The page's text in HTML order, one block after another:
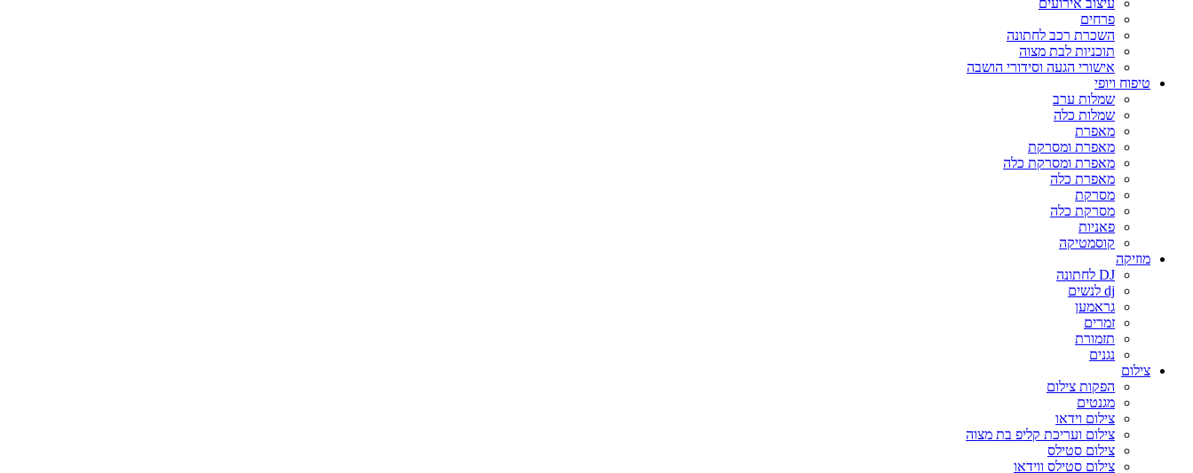
עיצוב אירועים
פרחים
השכרת רכב לחתונה
תוכניות לבת מצוה
אישורי הגעה וסידורי הושבה
טיפוח ויופי
שמלות ערב
שמלות כלה
מאפרת
מאפרת ומסרקת
מאפרת ומסרקת כלה
מאפרת כלה
מסרקת
מסרקת כלה
פאניות
קוסמטיקה
מוזיקה
DJ לחתונה
dj לנשים
גראמען
זמרים
תזמורת
נגנים
צילום
הפקות צילום
מגנטים
צילום וידאו
צילום ועריכת קליפ בת מצוה
צילום סטילס
צילום סטילס ווידאו